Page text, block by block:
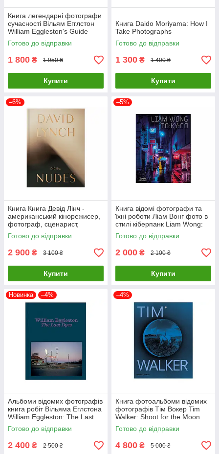
Книга легендарні фотографи
сучасності Вільям Егглстон
William Eggleston's Guide
книги з фотографії
Готово до відправки
1 800 ₴ 1 950 ₴
Купити
Книга Daido Moriyama: How I
Take Photographs
Готово до відправки
1 300 ₴ 1 400 ₴
Купити
–6%
Книга Книга Девід Лінч -
американський кінорежисер,
фотограф, сценарист,
художник, актор. David Lynch.
Digital Nudes
Готово до відправки
2 900 ₴ 3 100 ₴
Купити
–5%
Книга відомі фотографи та
їхні роботи Ліам Вонг фото в
стилі кіберпанк Liam Wong:
TOKYOO (М'яка палітурка)
Готово до відправки
2 000 ₴ 2 100 ₴
Купити
Новинка –4%
Альбоми відомих фотографів
книга робіт Вільяма Еглстона
William Eggleston: The Last
Dyes книги про фотографію
Готово до відправки
2 400 ₴ 2 500 ₴
–4%
Книга фотоальбоми відомих
фотографів Тім Вокер Tim
Walker: Shoot for the Moon
книги про фешн світлини
Готово до відправки
4 800 ₴ 5 000 ₴